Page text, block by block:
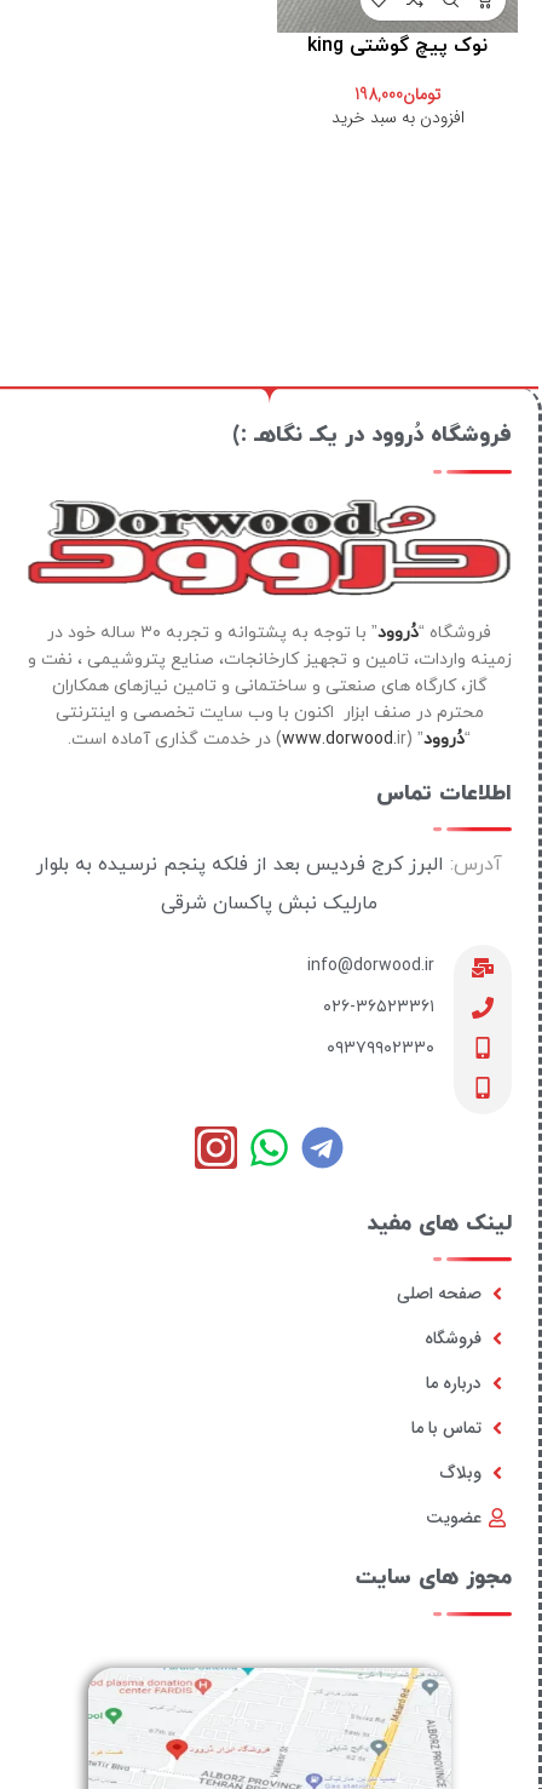
نوک پیچ گوشتی king
تومان198,000
افزودن به سبد خرید
فروشگاه دُروود در یکـ نگاهـ :)
فروشگاه “دُروود
” با توجه به پشتوانه و تجربه ۳۰ ساله خود در
زمینه واردات، تامین و تجهیز کارخانجات، صنایع پتروشیمی ، نفت و
گاز، کارگاه های صنعتی و ساختمانی و تامین نیازهای همکاران
محترم در صنف ابزار اکنون با وب سایت تخصصی و اینترنتی
“دُروود” (
www.dorwood.ir) در خدمت گذاری آماده است.
اطلاعات تماس
آدرس: البرز کرج فردیس بعد از فلکه پنجم نرسیده به بلوار
مارلیک نبش پاکسان شرقی
info@dorwood.ir
۰۲۶-۳۶۵۲۳۳۶۱
۰۹۳۷۹۹۰۲۳۳۰
لینک های مفید
صفحه اصلی
فروشگاه
درباره ما
تماس با ما
وبلاگ
عضویت
مجوز های سایت